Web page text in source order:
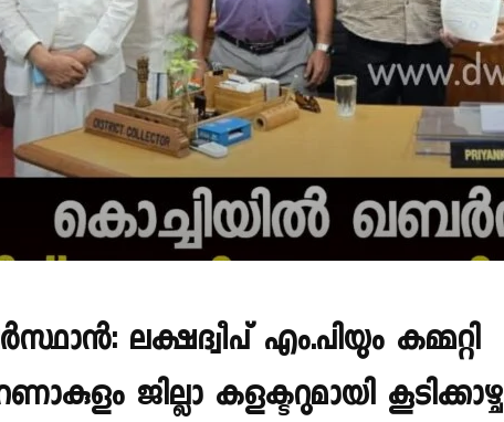
ലക്ഷദ്വീപ് എം.പിയും കമ്മറ്റി
ജില്ലാ കളക്ടറുമായി കൂടിക്കാഴ്ച